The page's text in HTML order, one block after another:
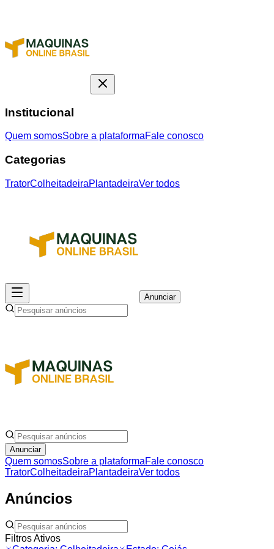
Institucional
Quem somosSobre a plataformaFale conosco
Categorias
TratorColheitadeiraPlantadeiraVer todos
Anunciar
Anunciar
Quem somosSobre a plataformaFale conosco
TratorColheitadeiraPlantadeiraVer todos
Anúncios
Filtros Ativos